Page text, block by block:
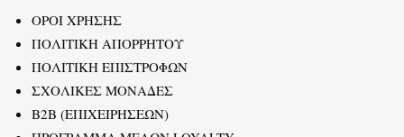
ΟΡΟΙ ΧΡΗΣΗΣ
ΠΟΛΙΤΙΚΗ ΑΠΟΡΡΗΤΟΥ
ΠΟΛΙΤΙΚΗ ΕΠΙΣΤΡΟΦΩΝ
ΣΧΟΛΙΚΕΣ ΜΟΝΑΔΕΣ
B2B (ΕΠΙΧΕΙΡΗΣΕΩΝ)